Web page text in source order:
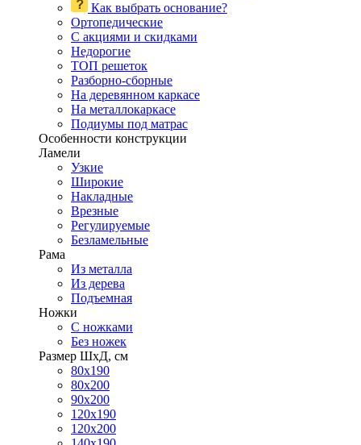
Как выбрать основание?
Ортопедические
С акциями и скидками
Недорогие
ТОП решеток
Разборно-сборные
На деревянном каркасе
На металлокаркасе
Подиумы под матрас
Особенности конструкции
Ламели
Узкие
Широкие
Накладные
Врезные
Регулируемые
Безламельные
Рама
Из металла
Из дерева
Подъемная
Ножки
С ножками
Без ножек
Размер ШхД, см
80х190
80х200
90х200
120х190
120х200